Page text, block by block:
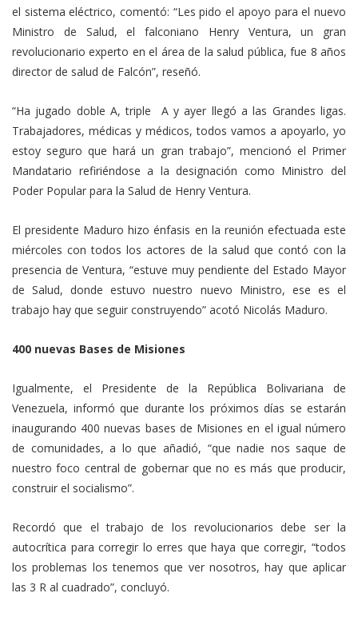
el sistema eléctrico, comentó: “Les pido el apoyo para el nuevo
Ministro de Salud, el falconiano Henry Ventura, un gran
revolucionario experto en el área de la salud pública, fue 8 años
director de salud de Falcón”, reseñó.
“Ha jugado doble A, triple A y ayer llegó a las Grandes ligas.
Trabajadores, médicas y médicos, todos vamos a apoyarlo, yo
estoy seguro que hará un gran trabajo”, mencionó el Primer
Mandatario refiriéndose a la designación como Ministro del
Poder Popular para la Salud de Henry Ventura.
El presidente Maduro hizo énfasis en la reunión efectuada este
miércoles con todos los actores de la salud que contó con la
presencia de Ventura, “estuve muy pendiente del Estado Mayor
de Salud, donde estuvo nuestro nuevo Ministro, ese es el
trabajo hay que seguir construyendo” acotó Nicolás Maduro.
400 nuevas Bases de Misiones
Igualmente, el Presidente de la República Bolivariana de
Venezuela, informó que durante los próximos días se estarán
inaugurando 400 nuevas bases de Misiones en el igual número
de comunidades, a lo que añadió, “que nadie nos saque de
nuestro foco central de gobernar que no es más que producir,
construir el socialismo”.
Recordó que el trabajo de los revolucionarios debe ser la
autocrítica para corregir lo erres que haya que corregir, “todos
los problemas los tenemos que ver nosotros, hay que aplicar
las 3 R al cuadrado”, concluyó.